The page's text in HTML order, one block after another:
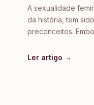
A sexualidade
da história, tem
preconceitos.
Ler artigo →